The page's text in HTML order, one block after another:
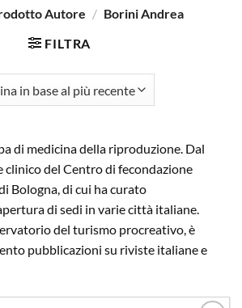
Autore / Borini Andrea
FILTRA
di medicina della riproduzione. Dal
clinico del Centro di fecondazione
Bologna, di cui ha curato
di sedi in varie città italiane.
del turismo procreativo, è
pubblicazioni su riviste italiane e